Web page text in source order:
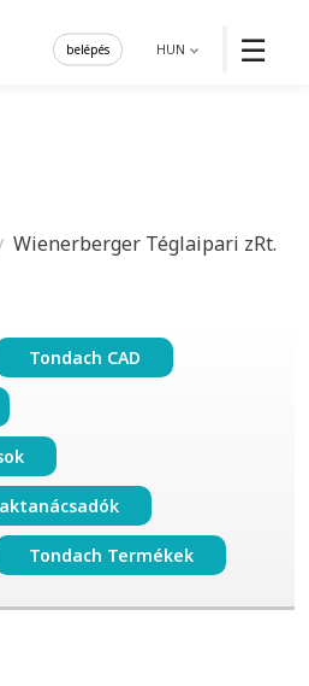
☰
HUN
belépés
Wienerberger Téglaipari zRt.
Tondach CAD
Tondach Termékek